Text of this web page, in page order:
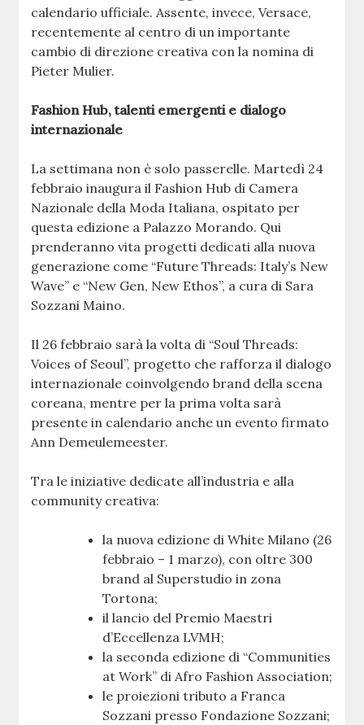
calendario ufficiale. Assente, invece, Versace,
recentemente al centro di un importante
cambio di direzione creativa con la nomina di
Pieter Mulier.
Fashion Hub, talenti emergenti e dialogo
internazionale
La settimana non è solo passerelle. Martedì 24
febbraio inaugura il Fashion Hub di Camera
Nazionale della Moda Italiana, ospitato per
questa edizione a Palazzo Morando. Qui
prenderanno vita progetti dedicati alla nuova
generazione come “Future Threads: Italy’s New
Wave” e “New Gen, New Ethos”, a cura di Sara
Sozzani Maino.
Il 26 febbraio sarà la volta di “Soul Threads:
Voices of Seoul”, progetto che rafforza il dialogo
internazionale coinvolgendo brand della scena
coreana, mentre per la prima volta sarà
presente in calendario anche un evento firmato
Ann Demeulemeester.
Tra le iniziative dedicate all’industria e alla
community creativa:
la nuova edizione di White Milano (26
febbraio – 1 marzo), con oltre 300
brand al Superstudio in zona
Tortona;
il lancio del Premio Maestri
d’Eccellenza LVMH;
la seconda edizione di “Communities
at Work” di Afro Fashion Association;
le proiezioni tributo a Franca
Sozzani presso Fondazione Sozzani;